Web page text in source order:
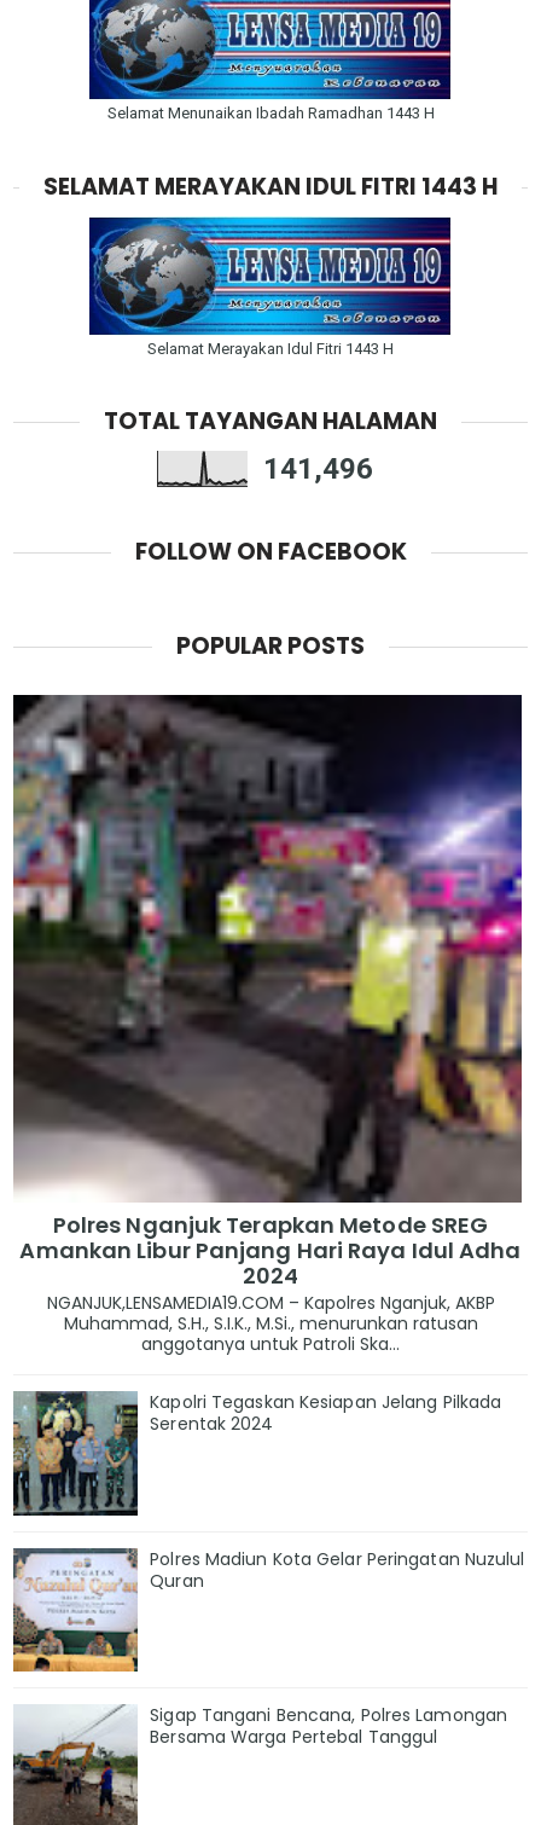
Selamat Menunaikan Ibadah Ramadhan 1443 H
SELAMAT MERAYAKAN IDUL FITRI 1443 H
Selamat Merayakan Idul Fitri 1443 H
TOTAL TAYANGAN HALAMAN
141,496
FOLLOW ON FACEBOOK
POPULAR POSTS
Polres Nganjuk Terapkan Metode SREG
Amankan Libur Panjang Hari Raya Idul Adha
2024
NGANJUK,LENSAMEDIA19.COM – Kapolres Nganjuk, AKBP
Muhammad, S.H., S.I.K., M.Si., menurunkan ratusan
anggotanya untuk Patroli Ska...
Kapolri Tegaskan Kesiapan Jelang Pilkada
Serentak 2024
Polres Madiun Kota Gelar Peringatan Nuzulul
Quran
Sigap Tangani Bencana, Polres Lamongan
Bersama Warga Pertebal Tanggul